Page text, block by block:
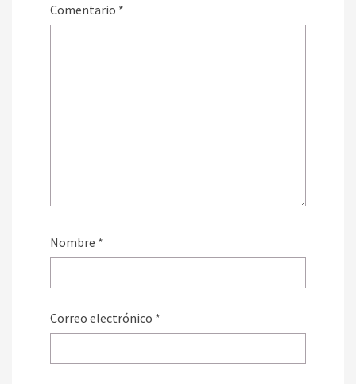
Comentario *
Nombre *
Correo electrónico *